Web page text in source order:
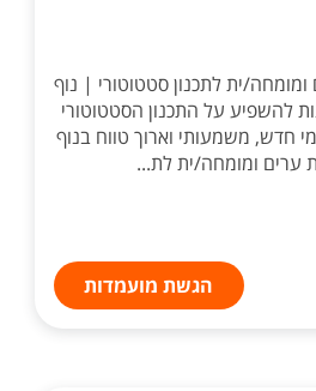
ית לתכנון סטטוטורי | נוף
להשפיע על התכנון הסטטוטורי
חדש, משמעותי וארוך טווח בנוף
ערים ומומחה/ית לת...
הגשת מועמדות